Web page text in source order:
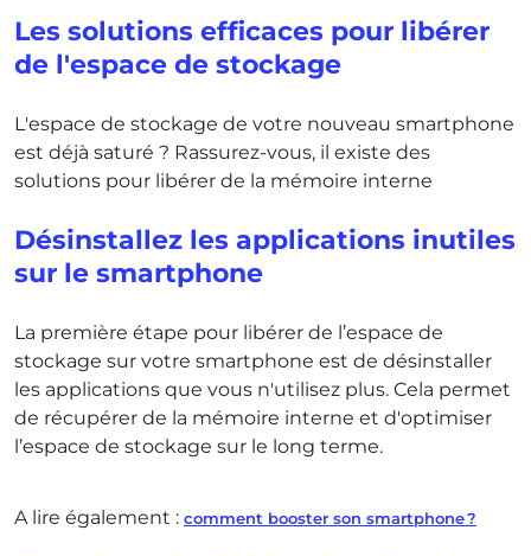
Les solutions efficaces pour libérer
de l'espace de stockage
L'espace de stockage de votre nouveau smartphone
est déjà saturé ? Rassurez-vous, il existe des
solutions pour libérer de la mémoire interne
Désinstallez les applications inutiles
sur le smartphone
La première étape pour libérer de l’espace de
stockage sur votre smartphone est de désinstaller
les applications que vous n'utilisez plus. Cela permet
de récupérer de la mémoire interne et d'optimiser
l’espace de stockage sur le long terme.
A lire également : comment booster son smartphone ?